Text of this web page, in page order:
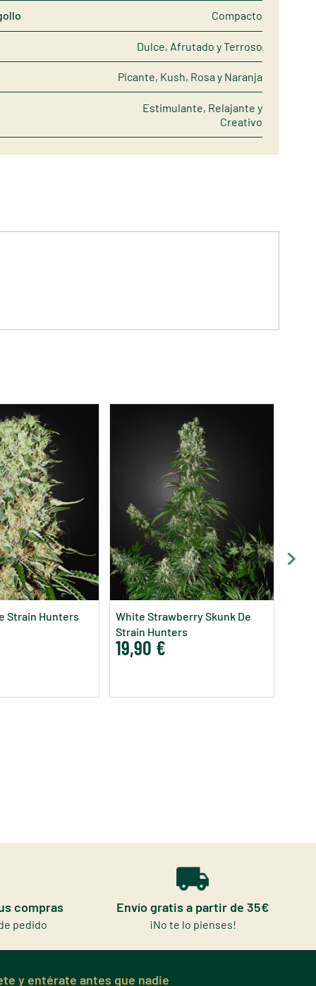
Compacto
Dulce, Afrutado y Terroso
Picante, Kush, Rosa y Naranja
Estimulante, Relajante y
Creativo
Strain Hunters
White Strawberry Skunk De
Strain Hunters
19,90 €
compras
pedido
Envío gratis a partir de 35€
¡No te lo pienses!
y entérate antes que nadie